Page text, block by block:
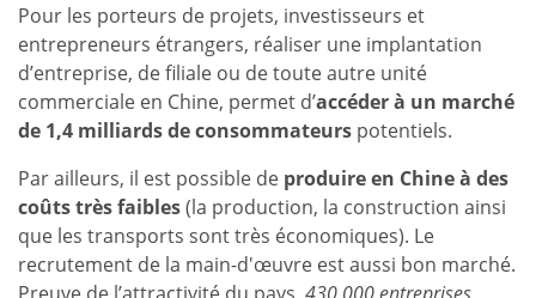
Pour les porteurs de projets, investisseurs et
entrepreneurs étrangers, réaliser une implantation
d’entreprise, de filiale ou de toute autre unité
commerciale en Chine, permet d’accéder à un marché
de 1,4 milliards de consommateurs potentiels.
Par ailleurs, il est possible de produire en Chine à des
coûts très faibles(la production, la construction ainsi
que les transports sont très économiques). Le
recrutement de la main-d'œuvre est aussi bon marché.
Preuve de l’attractivité du pays, 430 000 entreprises